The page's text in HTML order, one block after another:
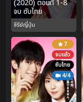
(2020) ตอนที่ 1-8
จบ ซับไทย
ซีรีย์ญี่ปุ่น
7
จบแล้ว
ซับไทย
4/4